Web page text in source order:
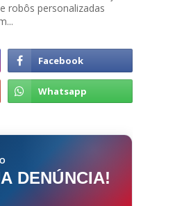
robôs personalizadas
DENÚNCIA!